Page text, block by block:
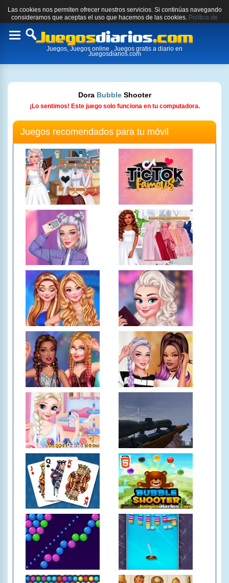
Las cookies nos permiten ofrecer nuestros servicios. Si continúas navegando
consideramos que aceptas el uso que hacemos de las cookies. Política de
cookies.
Toggle
Juegos, Juegos online , Juegos gratis a diario en
Juegosdiarios.com
Dora BubbleShooter
¡Lo sentimos! Este juego solo funciona en tu computadora.
Juegos recomendados para tu móvil